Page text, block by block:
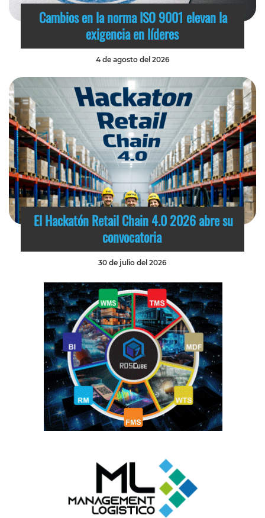
Cambios en la norma ISO 9001 elevan la
exigencia en líderes
4 de agosto del 2026
El Hackatón Retail Chain 4.0 2026 abre su
convocatoria
30 de julio del 2026